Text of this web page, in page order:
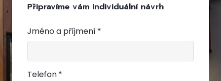
Připravíme vám individuální návrh
Jméno a příjmení*
Telefon*